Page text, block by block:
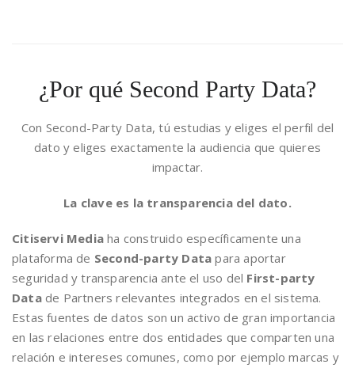
¿Por qué Second Party Data?
Con Second-Party Data, tú estudias y eliges el perfil del
dato y eliges exactamente la audiencia que quieres
impactar.
La clave es la transparencia del dato.
Citiservi Media ha construido específicamente una
plataforma de Second-party Data para aportar
seguridad y transparencia ante el uso del First-party
Datade Partners relevantes integrados en el sistema.
Estas fuentes de datos son un activo de gran importancia
en las relaciones entre dos entidades que comparten una
relación e intereses comunes, como por ejemplo marcas y